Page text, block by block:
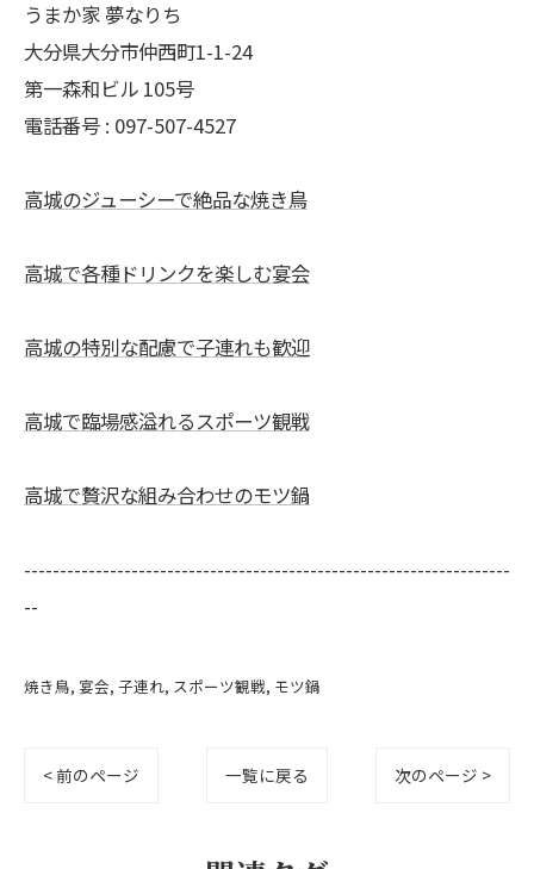
うまか家 夢なりち
大分県大分市仲西町1-1-24
第一森和ビル 105号
電話番号 : 097-507-4527
高城のジューシーで絶品な焼き鳥
高城で各種ドリンクを楽しむ宴会
高城の特別な配慮で子連れも歓迎
高城で臨場感溢れるスポーツ観戦
高城で贅沢な組み合わせのモツ鍋
--------------------------------------------------------------------
--
焼き鳥 宴会 子連れ スポーツ観戦 モツ鍋
< 前のページ 一覧に戻る 次のページ >